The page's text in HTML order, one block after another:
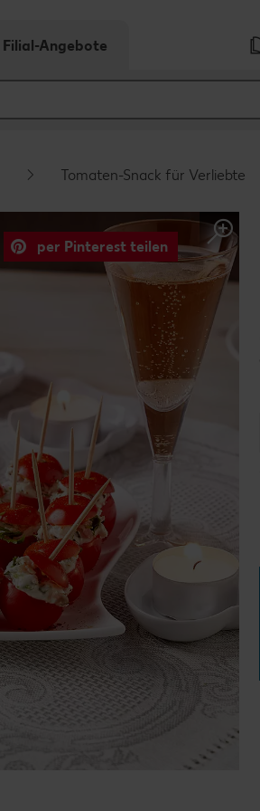
Filial-Angebote
Tomaten-Snack für Verliebte
per Pinterest teilen